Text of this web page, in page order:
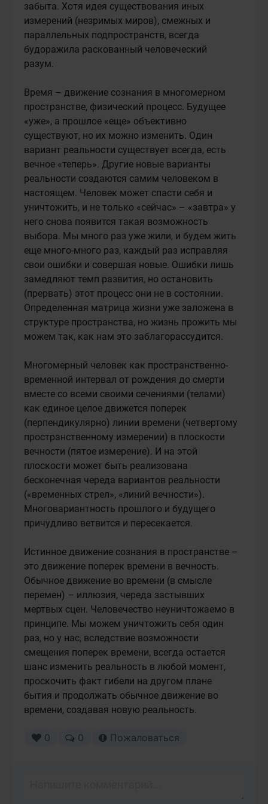
забыта. Хотя идея существования иных
измерений (незримых миров), смежных и
параллельных подпространств, всегда
будоражила раскованный человеческий
разум.
Время – движение сознания в многомерном
пространстве, физический процесс. Будущее
«уже», а прошлое «еще» объективно
существуют, но их можно изменить. Один
вариант реальности существует всегда, есть
вечное «теперь». Другие новые варианты
реальности создаются самим человеком в
настоящем. Человек может спасти себя и
уничтожить, и не только «сейчас» – «завтра» у
него снова появится такая возможность
выбора. Мы много раз уже жили, и будем жить
еще много-много раз, каждый раз исправляя
свои ошибки и совершая новые. Ошибки лишь
замедляют темп развития, но остановить
(прервать) этот процесс они не в состоянии.
Определенная матрица жизни уже заложена в
структуре пространства, но жизнь прожить мы
можем так, как нам это заблагорассудится.
Многомерный человек как пространственно-
временной интервал от рождения до смерти
вместе со всеми своими сечениями (телами)
как единое целое движется поперек
(перпендикулярно) линии времени (четвертому
пространственному измерении) в плоскости
вечности (пятое измерение). И на этой
плоскости может быть реализована
бесконечная череда вариантов реальности
(«временных стрел», «линий вечности»).
Многовариантность прошлого и будущего
причудливо ветвится и пересекается.
Истинное движение сознания в пространстве –
это движение поперек времени в вечность.
Обычное движение во времени (в смысле
перемен) – иллюзия, череда застывших
мертвых сцен. Человечество неуничтожаемо в
принципе. Мы можем уничтожить себя один
раз, но у нас, вследствие возможности
смещения поперек времени, всегда остается
шанс изменить реальность в любой момент,
проскочить факт гибели на другом плане
бытия и продолжать обычное движение во
времени, создавая новую реальность.
0 0 Пожаловаться